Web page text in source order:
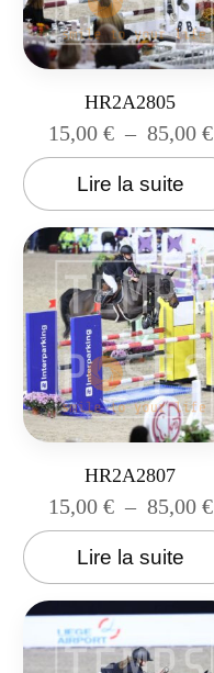
HR2A2805
15,00 € – 85,00 €
Lire la suite
HR2A2807
15,00 € – 85,00 €
Lire la suite